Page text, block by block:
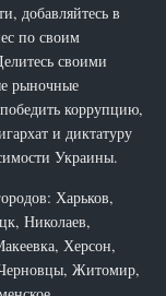
добавляйтесь в
по своим
своими
рыночные
коррупцию,
и диктатуру
Украины.
Харьков,
Николаев,
Херсон,
Житомир,